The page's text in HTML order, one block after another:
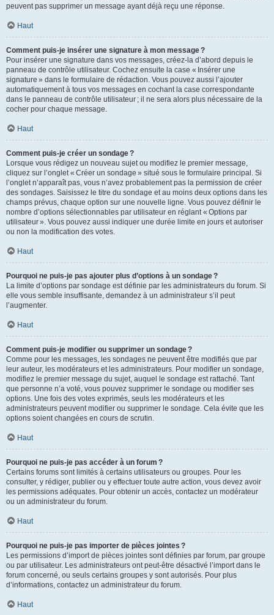
peuvent pas supprimer un message ayant déjà reçu une réponse.
Haut
Comment puis-je insérer une signature à mon message ?
Pour insérer une signature dans vos messages, créez-la d’abord depuis le
panneau de contrôle utilisateur. Cochez ensuite la case « Insérer une
signature » dans le formulaire de rédaction. Vous pouvez aussi l’ajouter
automatiquement à tous vos messages en cochant la case correspondante
dans le panneau de contrôle utilisateur ; il ne sera alors plus nécessaire de la
cocher pour chaque message.
Haut
Comment puis-je créer un sondage ?
Lorsque vous rédigez un nouveau sujet ou modifiez le premier message,
cliquez sur l’onglet « Créer un sondage » situé sous le formulaire principal. Si
l’onglet n’apparaît pas, vous n’avez probablement pas la permission de créer
des sondages. Saisissez le titre du sondage et au moins deux options dans les
champs prévus, chaque option sur une nouvelle ligne. Vous pouvez définir le
nombre d’options sélectionnables par utilisateur en réglant « Options par
utilisateur ». Vous pouvez aussi indiquer une durée limite en jours et autoriser
ou non la modification des votes.
Haut
Pourquoi ne puis-je pas ajouter plus d’options à un sondage ?
La limite d’options par sondage est définie par les administrateurs du forum. Si
elle vous semble insuffisante, demandez à un administrateur s’il peut
l’augmenter.
Haut
Comment puis-je modifier ou supprimer un sondage ?
Comme pour les messages, les sondages ne peuvent être modifiés que par
leur auteur, les modérateurs et les administrateurs. Pour modifier un sondage,
modifiez le premier message du sujet, auquel le sondage est rattaché. Tant
que personne n’a voté, vous pouvez supprimer le sondage ou modifier ses
options. Une fois des votes exprimés, seuls les modérateurs et les
administrateurs peuvent modifier ou supprimer le sondage. Cela évite que les
options soient changées en cours de scrutin.
Haut
Pourquoi ne puis-je pas accéder à un forum ?
Certains forums sont limités à certains utilisateurs ou groupes. Pour les
consulter, y rédiger, publier ou y effectuer toute autre action, vous devez avoir
les permissions adéquates. Pour obtenir un accès, contactez un modérateur
ou un administrateur du forum.
Haut
Pourquoi ne puis-je pas importer de pièces jointes ?
Les permissions d’import de pièces jointes sont définies par forum, par groupe
ou par utilisateur. Les administrateurs ont peut-être désactivé l’import dans le
forum concerné, ou seuls certains groupes y sont autorisés. Pour plus
d’informations, contactez un administrateur du forum.
Haut